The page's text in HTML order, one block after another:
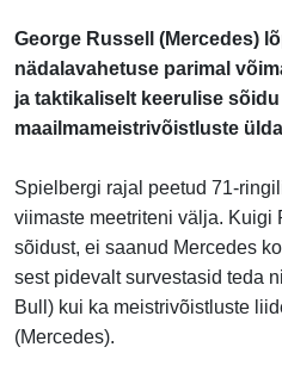
George Russell (Mercedes)
nädalavahetuse parimal
ja taktikaliselt keerulise
maailmameistrivõistluste
Spielbergi rajal peetud 71-
viimaste meetriteni välja. Kuigi
sõidust, ei saanud Mercedes
sest pidevalt survestasid teda
Bull) kui ka meistrivõistluste
(Mercedes).